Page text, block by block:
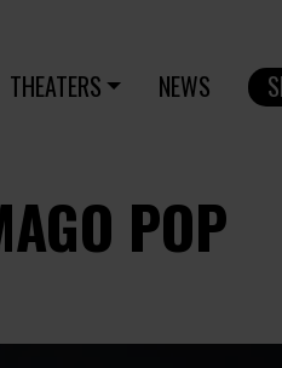
THEATERS NEWS
POP